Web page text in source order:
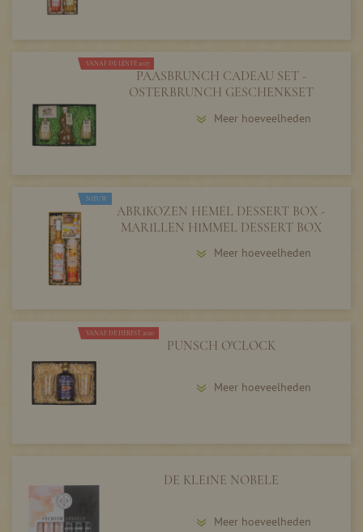
VANAF DE LENTE 2027
PAASBRUNCH CADEAU SET -
OSTERBRUNCH GESCHENKSET
Meer hoeveelheden
NIEUW
ABRIKOZEN HEMEL DESSERT BOX -
MARILLEN HIMMEL DESSERT BOX
Meer hoeveelheden
VANAF DE HERFST 2026
PUNSCH O'CLOCK
Meer hoeveelheden
DE KLEINE NOBELE
Meer hoeveelheden